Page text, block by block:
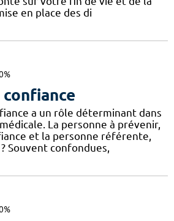
en place des di
a un rôle déterminant dans
La personne à prévenir,
et la personne référente,
Souvent confondues,